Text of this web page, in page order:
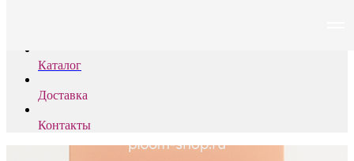
Каталог
Доставка
Контакты